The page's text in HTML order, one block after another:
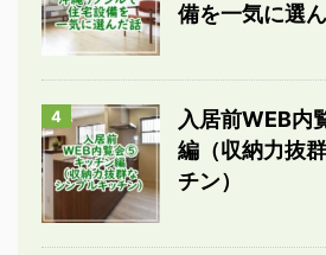
備を一気に選
4
入居前WEB
編（収納力抜
チン）